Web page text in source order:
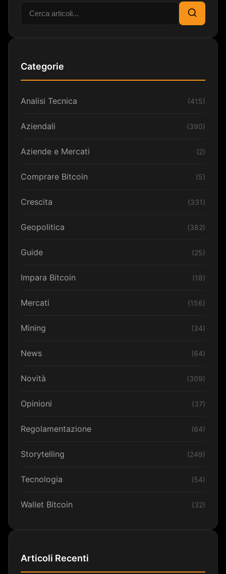
Cerca:
Cerca
Categorie
Analisi Tecnica (415)
Aziendali (390)
Aziende e Mercati (2)
Comprare Bitcoin (5)
Crescita (331)
Geopolitica (382)
Guide (25)
Impara Bitcoin (18)
Mercati (156)
Mining (34)
News (64)
Novità (309)
Opinioni (37)
Regolamentazione (64)
Storytelling (249)
Tecnologia (54)
Wallet Bitcoin (32)
Articoli Recenti